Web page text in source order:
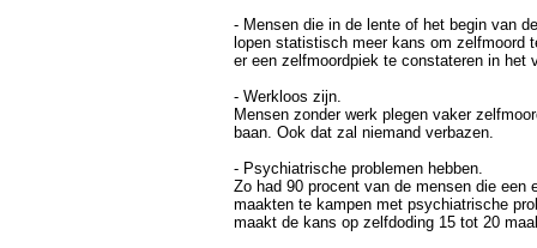
- Mensen die in de lente of het begin van
lopen statistisch meer kans om zelfmoord
er een zelfmoordpiek te constateren in het
- Werkloos zijn.
Mensen zonder werk plegen vaker
baan. Ook dat zal niemand verbazen.
- Psychiatrische problemen hebben.
Zo had 90 procent van de mensen die een
maakten te kampen met psychiatrische
maakt de kans op zelfdoding 15 tot 20